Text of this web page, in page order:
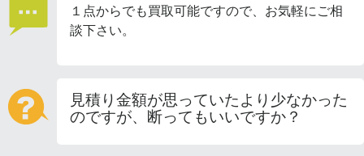
１点からでも買取可能ですので、お気軽にご相
談下さい。
見積り金額が思っていたより少なかった
のですが、断ってもいいですか？